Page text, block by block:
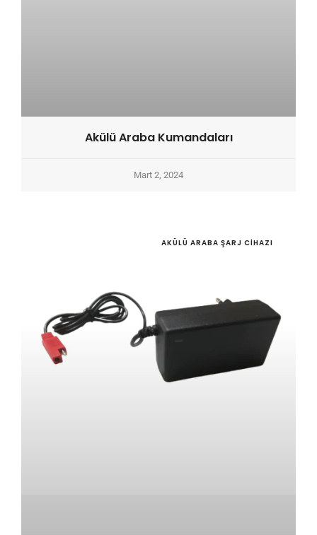
Akülü Araba Kumandaları
Mart 2, 2024
AKÜLÜ ARABA ŞARJ CIHAZI